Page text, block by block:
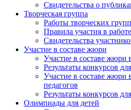
Свидетельства о
Творческая группа
Работы творческих групп
Правила участия в
Свидетельства
Участие в составе жюри
Участие в составе жюри
Результаты конкурсов
Участие в составе жюри
педагогов
Результаты конкурсов
Олимпиады для детей